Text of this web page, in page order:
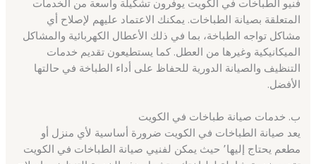
المتعلقة بصيانة الطباخات. يمكنك الاعتماد عليهم لإصلاح أي
مشاكل تواجه الطباخة، بما في ذلك الأعطال الكهربائية والمشاكل
الميكانيكية وغيرها من العطل. كما يستطيعون تقديم خدمات
التنظيف والصيانة الدورية للحفاظ على أداء الطباخة في حالتها
الأفضل.
ب. خدمات صيانة طباخات في الكويت
يعد صيانة الطباخات في الكويت ضرورة أساسية لأي منزل أو
مطعم يحتاج إليها٬ حيث يمكن لفنيي صيانة الطباخات في الكويت